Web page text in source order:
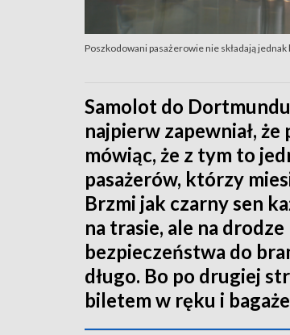
Poszkodowani pasażerowie nie składają
Samolot do
najpierw zapewniał,
mówiąc, że z tym to
pasażerów, którzy
Brzmi jak czarny sen
na trasie, ale na
bezpieczeństwa do
długo. Bo po drugiej
biletem w ręku i